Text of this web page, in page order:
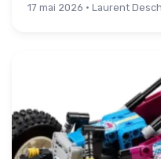
17 mai 2026 · Laurent